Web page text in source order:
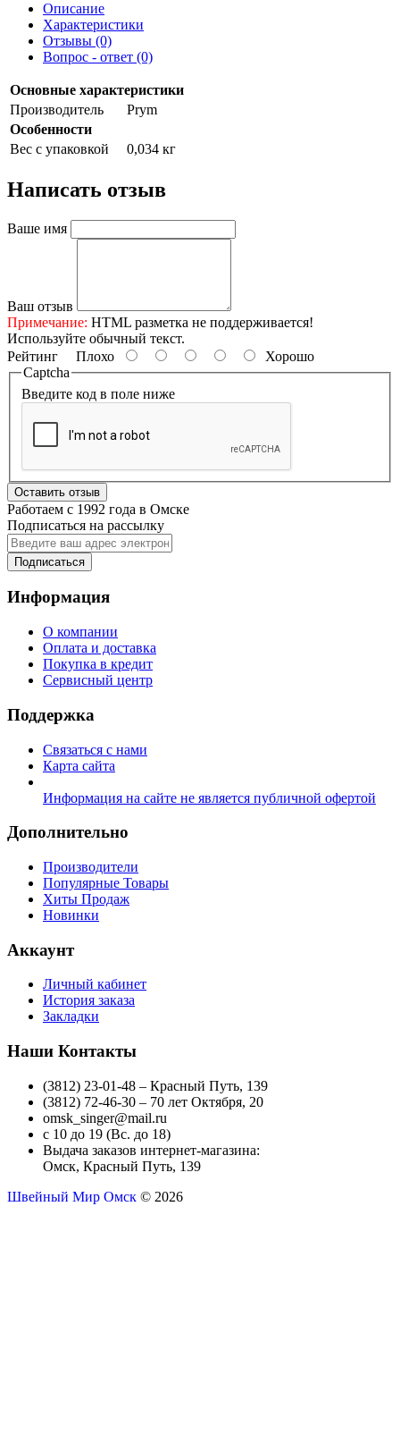
Описание
Характеристики
Отзывы (0)
Вопрос - ответ (0)
Основные характеристики
Производитель
Prym
Особенности
Вес с упаковкой
0,034 кг
Написать отзыв
Ваше имя
Ваш отзыв
Примечание: HTML разметка не поддерживается!
Используйте обычный текст.
Рейтинг Плохо
Хорошо
Captcha
Введите код в поле ниже
Оставить отзыв
Работаем с 1992 года в Омске
Подписаться на рассылку
Подписаться
Информация
О компании
Оплата и доставка
Покупка в кредит
Сервисный центр
Поддержка
Связаться с нами
Карта сайта
Информация на сайте не является публичной офертой
Дополнительно
Производители
Популярные Товары
Хиты Продаж
Новинки
Аккаунт
Личный кабинет
История заказа
Закладки
Наши Контакты
(3812) 23-01-48 – Красный Путь, 139
(3812) 72-46-30 – 70 лет Октября, 20
omsk_singer@mail.ru
с 10 до 19 (Вс. до 18)
Выдача заказов интернет-магазина:
Омск, Красный Путь, 139
Швейный Мир Омск © 2026